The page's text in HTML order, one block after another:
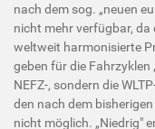
nach dem sog. „neuen
nicht mehr verfügbar,
weltweit harmonisierte
geben für die Fahrzyklen
NEFZ-, sondern die
den nach dem
nicht möglich. „Niedrig"